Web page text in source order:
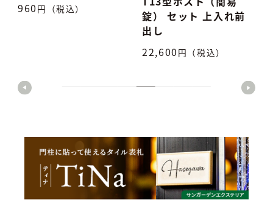
錠） セット 上入れ前
7,500円（税込）